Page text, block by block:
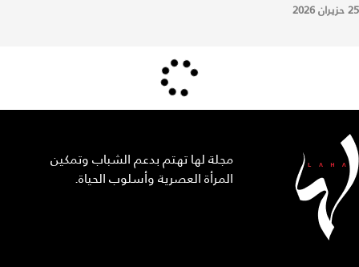
25 حزيران 2026
مجلة لها تهتم بدعم الشباب وتمكين
المرأة العصرية وأسلوب الحياة.